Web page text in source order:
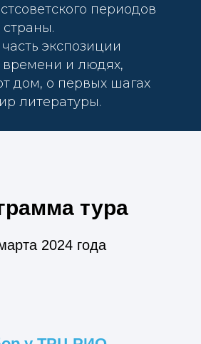
периодов
экспозиции
времени и людях,
дом, о первых шагах
литературы.
тура
2024 года